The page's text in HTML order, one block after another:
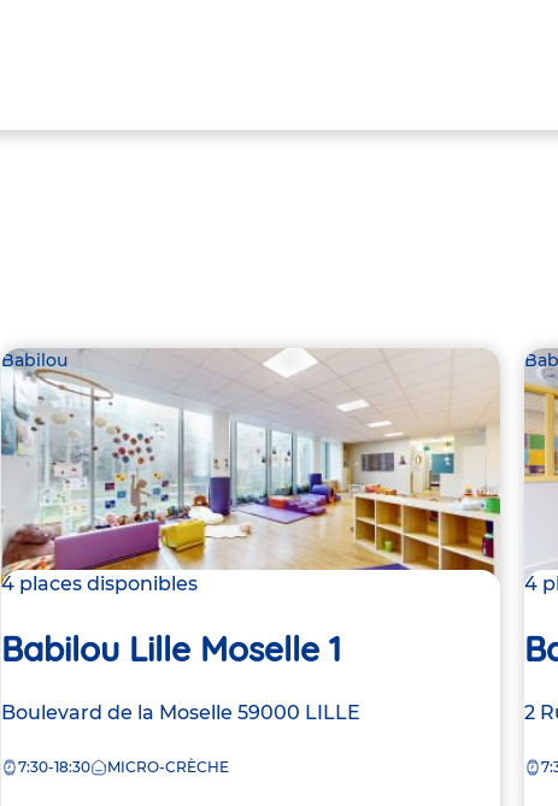
Babilou
4 places disponibles
Babilou Lille Moselle 1
Adresse
la
Boulevard de la Moselle 59000 LILLE
7:30-18:30 MICRO-CRÈCHE
4
la
2